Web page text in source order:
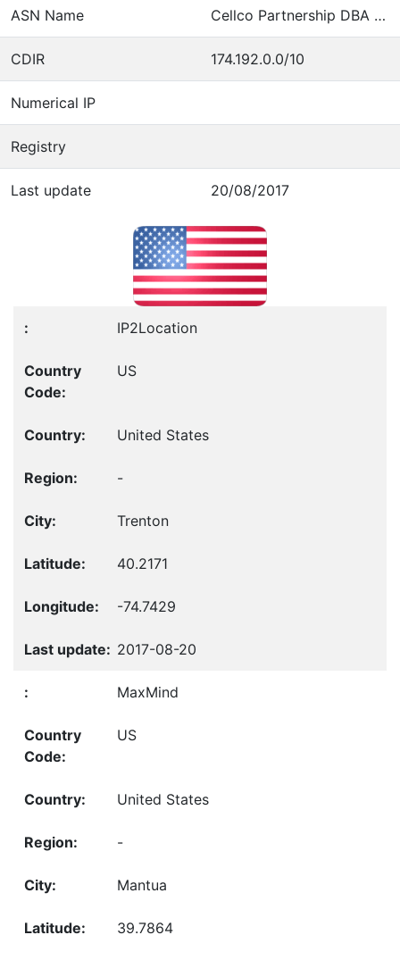
ASN Name Cellco Partnership DBA Verizon Wireless
CDIR 174.192.0.0/10
Numerical IP
Registry
Last update 20/08/2017
IP2Location
US
United States
-
Trenton
40.2171
-74.7429
2017-08-20
MaxMind
US
United States
-
Mantua
39.7864